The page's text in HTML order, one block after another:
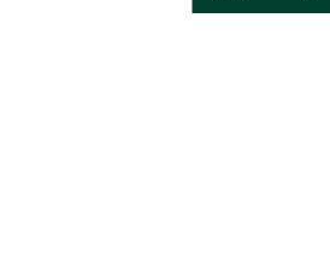
limpieza y soporte), y permiten escalar